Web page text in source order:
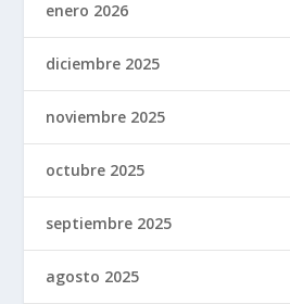
enero 2026
diciembre 2025
noviembre 2025
octubre 2025
septiembre 2025
agosto 2025